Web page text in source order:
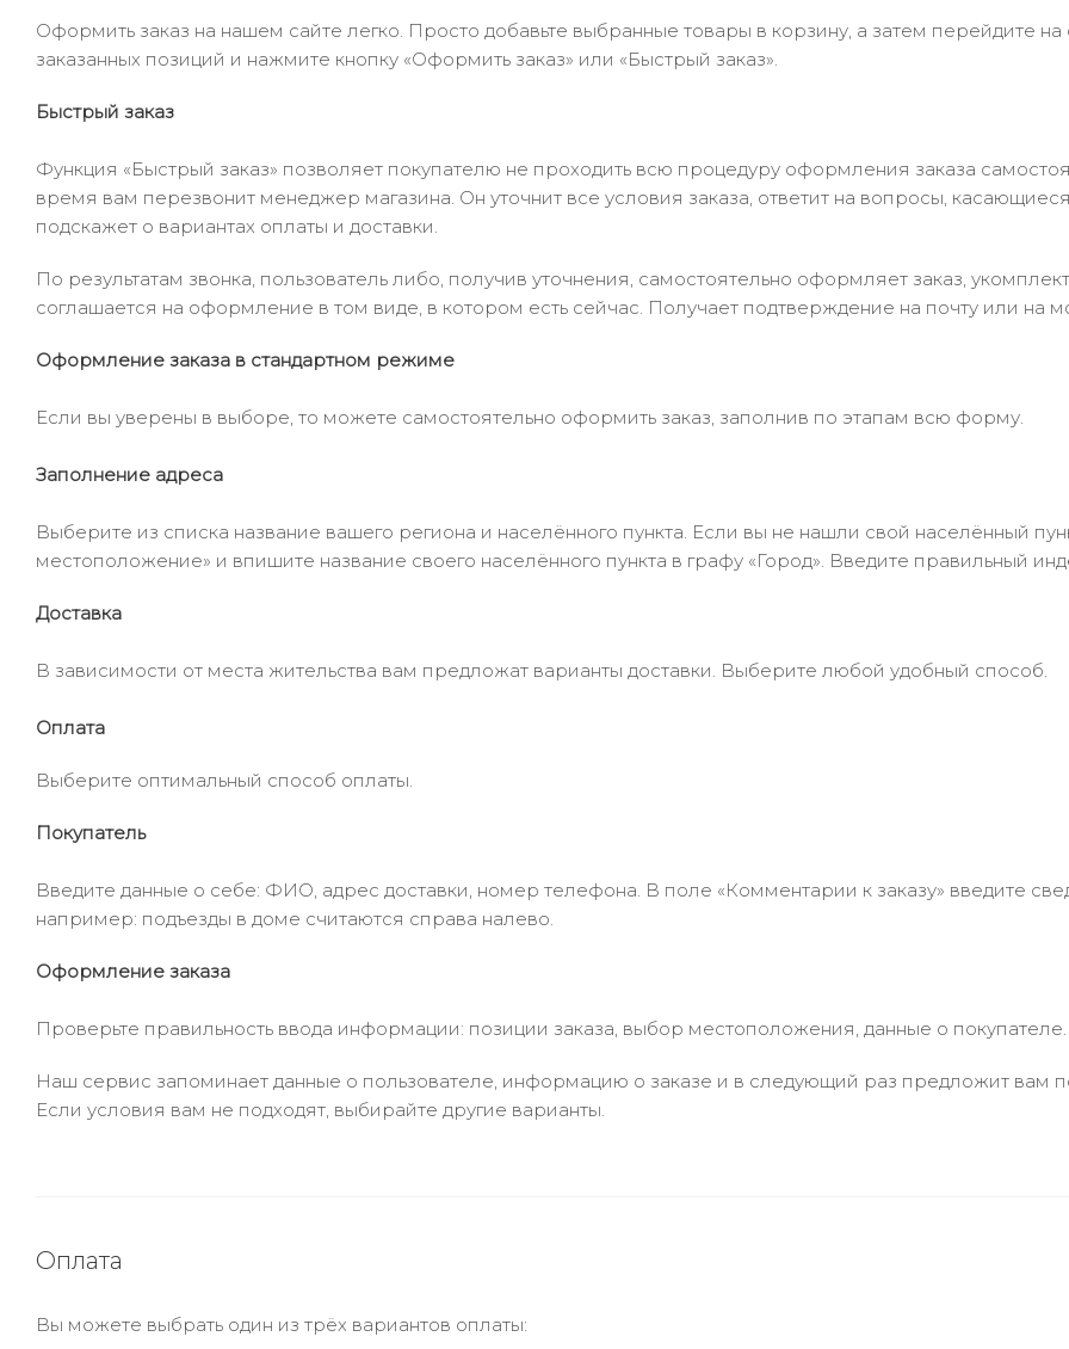
Оформить заказ на нашем сайте легко. Просто добавьте выбранные товары в корзину, а затем перейдите
заказанных позиций и нажмите кнопку «Оформить заказ» или «Быстрый заказ».
Быстрый заказ
Функция «Быстрый заказ» позволяет покупателю не проходить всю процедуру оформления заказа
время вам перезвонит менеджер магазина. Он уточнит все условия заказа, ответит на вопросы,
подскажет о вариантах оплаты и доставки.
По результатам звонка, пользователь либо, получив уточнения, самостоятельно оформляет заказ,
соглашается на оформление в том виде, в котором есть сейчас. Получает подтверждение на почту или на
Оформление заказа в стандартном режиме
Если вы уверены в выборе, то можете самостоятельно оформить заказ, заполнив по этапам всю форму.
Заполнение адреса
Выберите из списка название вашего региона и населённого пункта. Если вы не нашли свой населённый
местоположение» и впишите название своего населённого пункта в графу «Город». Введите правильный
Доставка
В зависимости от места жительства вам предложат варианты доставки. Выберите любой удобный способ.
Оплата
Выберите оптимальный способ оплаты.
Покупатель
Введите данные о себе: ФИО, адрес доставки, номер телефона. В поле «Комментарии к заказу» введите
например: подъезды в доме считаются справа налево.
Оформление заказа
Проверьте правильность ввода информации: позиции заказа, выбор местоположения, данные о
Наш сервис запоминает данные о пользователе, информацию о заказе и в следующий раз предложит вам
Если условия вам не подходят, выбирайте другие варианты.
Оплата
Вы можете выбрать один из трёх вариантов оплаты: